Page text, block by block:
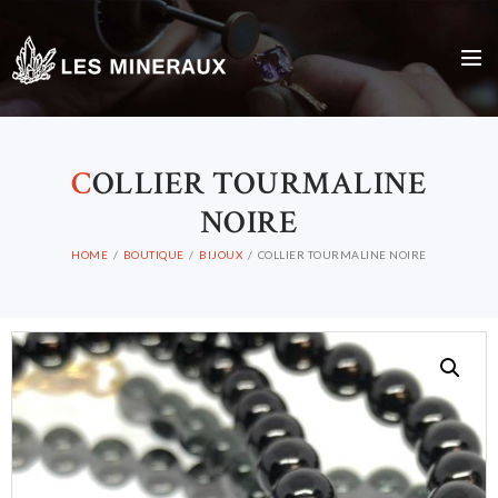
COLLIER TOURMALINE
NOIRE
HOME BOUTIQUE BIJOUX COLLIER TOURMALINE NOIRE